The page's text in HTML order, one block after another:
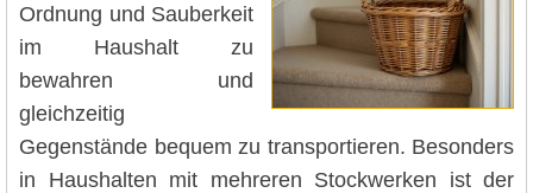
Ordnung und Sauberkeit
im Haushalt zu
bewahren und
gleichzeitig
Gegenstände bequem zu transportieren. Besonders
in Haushalten mit mehreren Stockwerken ist der